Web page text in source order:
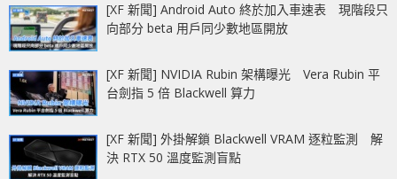
[XF 新聞] Android Auto 終於加入車速表 現階段只
向部分 beta 用戶同少數地區開放
[XF 新聞] NVIDIA Rubin 架構曝光 Vera Rubin 平
台劍指 5 倍 Blackwell 算力
[XF 新聞] 外掛解鎖 Blackwell VRAM 逐粒監測 解
決 RTX 50 溫度監測盲點